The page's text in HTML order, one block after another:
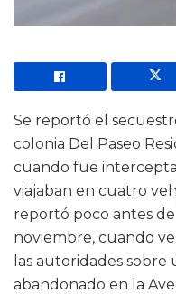
Se reportó el
colonia Del Paseo
cuando fue
viajaban en cuatro
reportó poco antes de
noviembre, cuando
las autoridades
abandonado en la